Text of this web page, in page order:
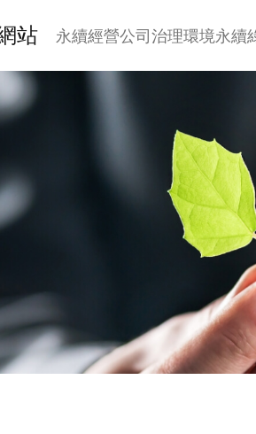
站 永續經營公司治理環境永續